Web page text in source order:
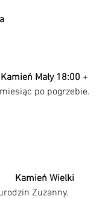
Kamień Mały 18:00 +
po pogrzebie.
sierpnia
Kamień Wielki
Zuzanny.